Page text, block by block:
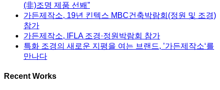
(非)조명 제품 선봬”
가든제작소, 19년 킨텍스 MBC건축박람회(정원 및 조경)
참가
가든제작소, IFLA 조경·정원박람회 참가
특화 조경의 새로운 지평을 여는 브랜드, ’가든제작소‘를
만나다
Recent Works